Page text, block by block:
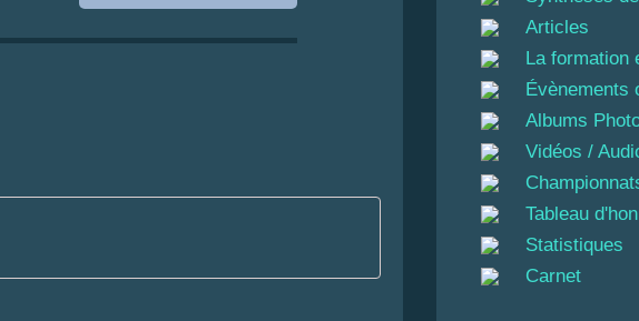
Articles
La formation
Évènements
Albums
Vidéos /
Tableau
Statistiques
Carnet